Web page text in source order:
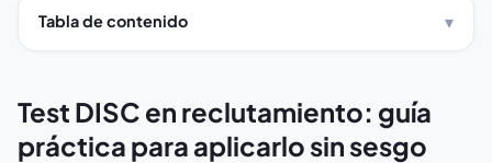
Tabla de contenido
Test DISC en reclutamiento: guía
práctica para aplicarlo sin sesgo